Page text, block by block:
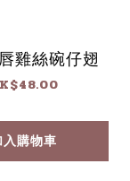
雞絲碗仔翅
入購物車